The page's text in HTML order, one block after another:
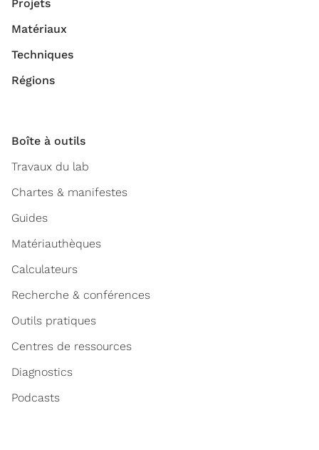
Projets
Matériaux
Techniques
Régions
Boîte à outils
Travaux du lab
Chartes & manifestes
Guides
Matériauthèques
Calculateurs
Recherche & conférences
Outils pratiques
Centres de ressources
Diagnostics
Podcasts